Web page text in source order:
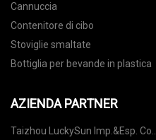
Cannuccia
Contenitore di cibo
Stoviglie smaltate
Bottiglia per bevande in plastica
AZIENDA PARTNER
Taizhou LuckySun Imp.&Esp. Co.,